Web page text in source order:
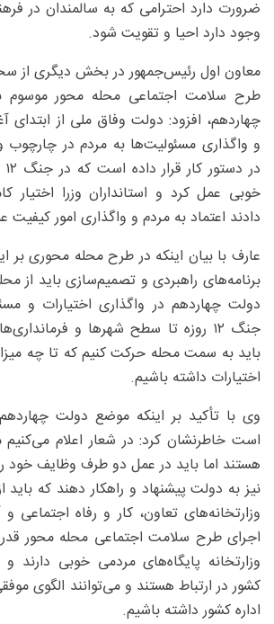
ضرورت دارد احترامی که به سالمندان در
وجود دارد احیا و تقویت شود.
معاون اول رئیس‌جمهور در بخش دیگری از
طرح سلامت اجتماعی محله محور موسوم
چهاردهم، افزود: دولت وفاق ملی از ابتدای
و واگذاری مسئولیت‌ها به مردم در چارچوب و
خوبی عمل کرد و استانداران وزرا اختیار
دادند اعتماد به مردم و واگذاری امور کیفیت
عارف با بیان اینکه در طرح محله محوری بر
برنامه‌های راهبردی و تصمیم‌سازی باید از
دولت چهاردهم در واگذاری اختیارات و
جنگ ۱۲ روزه تا سطح شهرها و
باید به سمت محله حرکت کنیم که تا چه
اختیارات داشته باشیم.
وی با تأکید بر اینکه موضع دولت
است خاطرنشان کرد: در شعار اعلام
هستند اما باید در عمل دو طرف وظایف خود
نیز به دولت پیشنهاد و راهکار دهند که باید
وزارتخانه‌های تعاون، کار و رفاه
اجرای طرح سلامت اجتماعی محله محور
وزارتخانه پایگاه‌های مردمی خوبی دارند
کشور در ارتباط هستند و می‌توانند الگوی
اداره کشور داشته باشیم.